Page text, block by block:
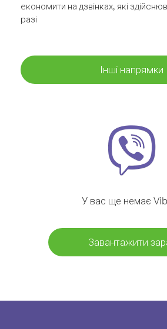
економити на дзвінках, які
разі
Інші напрямки
У вас ще немає
Завантажити